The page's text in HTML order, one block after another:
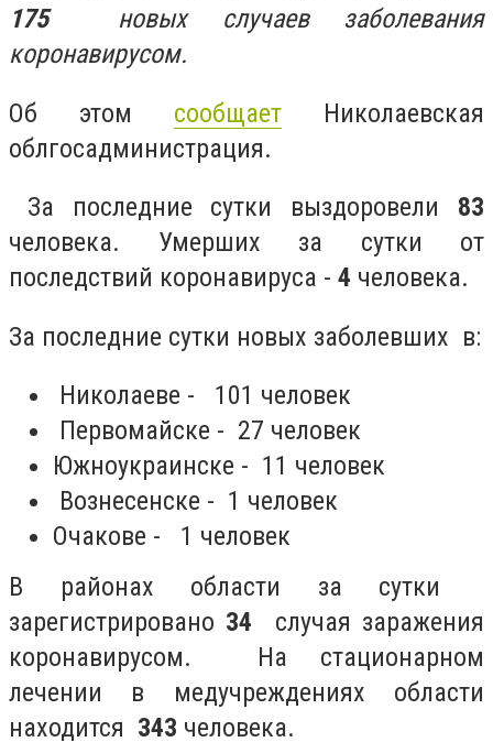
175
новых случаев заболевания
коронавирусом.
Об этом сообщает Николаевская
облгосадминистрация.
За последние сутки выздоровели 83
человека. Умерших за сутки от
последствий коронавируса - 4 человека.
За последние сутки новых заболевших в:
Николаеве - 101 человек
Первомайске - 27 человек
Южноукраинске - 11 человек
Вознесенске - 1 человек
Очакове - 1 человек
В районах области за сутки
зарегистрировано 34 случая заражения
коронавирусом. На стационарном
лечении в медучреждениях области
находится 343 человека.